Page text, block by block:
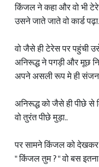
किंजल ने कहा और वो भी
उसने जाते जाते वो कार्ड
वो जैसे ही टेरेस पर पहुंची
अनिरूद्ध ने पगड़ी और मूछ
अपने असली रूप मे ही
अनिरूद्ध को जैसे ही पीछे
वो तुरंत पीछे मुड़ा..
पर सामने किंजल को देखकर
" किंजल तुम ? " वो बस इतना